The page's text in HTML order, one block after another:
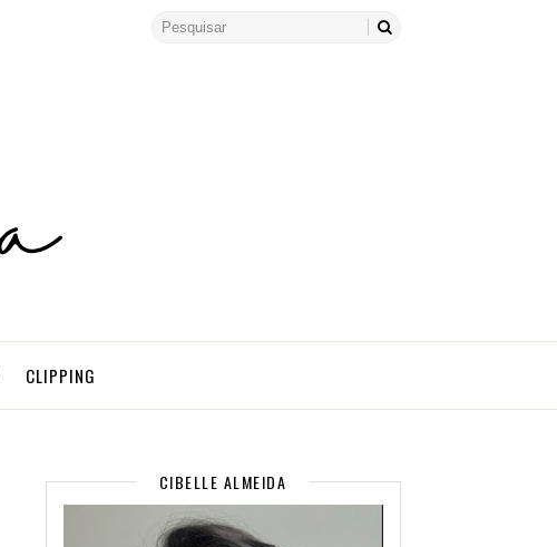
CLIPPING
CIBELLE ALMEIDA